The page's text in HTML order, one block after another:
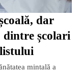
dar
dintre școlari
mintală a